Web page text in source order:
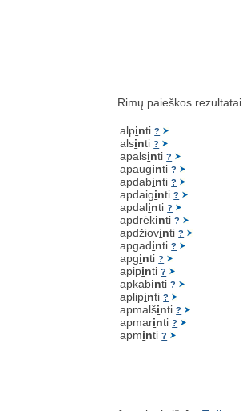
Rimų paieškos
alpinti?
alsinti?
apalsinti?
apauginti?
apdabinti?
apdaiginti?
apdalinti?
apdrėkinti?
apdžiovinti?
apgadinti?
apginti?
apipinti?
apkabinti?
aplipinti?
apmalšinti?
apmarinti?
apminti?